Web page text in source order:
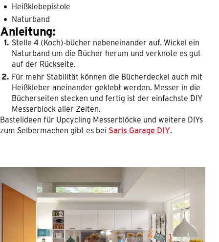
Heißklebepistole
Naturband
Anleitung:
Stelle 4 (Koch)-bücher nebeneinander auf. Wickel ein
Naturband um die Bücher herum und verknote es gut
auf der Rückseite.
Für mehr Stabilität können die Bücherdeckel auch mit
Heißkleber aneinander geklebt werden. Messer in die
Bücherseiten stecken und fertig ist der einfachste DIY
Messerblock aller Zeiten.
Bastelideen für Upcycling Messerblöcke und weitere DIYs
zum Selbermachen gibt es bei Saris Garage DIY.